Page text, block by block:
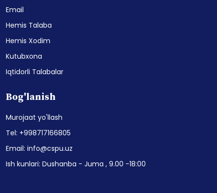
Email
Hemis Talaba
Hemis Xodim
Kutubxona
Iqtidorli Talabalar
Bog'lanish
Murojaat yo'llash
Tel: +998717166805
Email: info@cspu.uz
Ish kunlari: Dushanba - Juma , 9.00 -18:00